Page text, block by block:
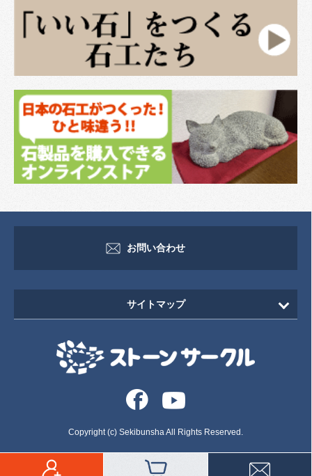
お問い合わせ
サイトマップ
HOME
新着情報
イベント・セミナー情報
いしずえ
Copyright (c) Sekibunsha All Rights Reserved.